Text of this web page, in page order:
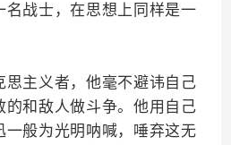
名战士，在思想上同样是一
思主义者，他毫不避讳自己
的和敌人做斗争。他用自己
一般为光明呐喊，唾弃这无